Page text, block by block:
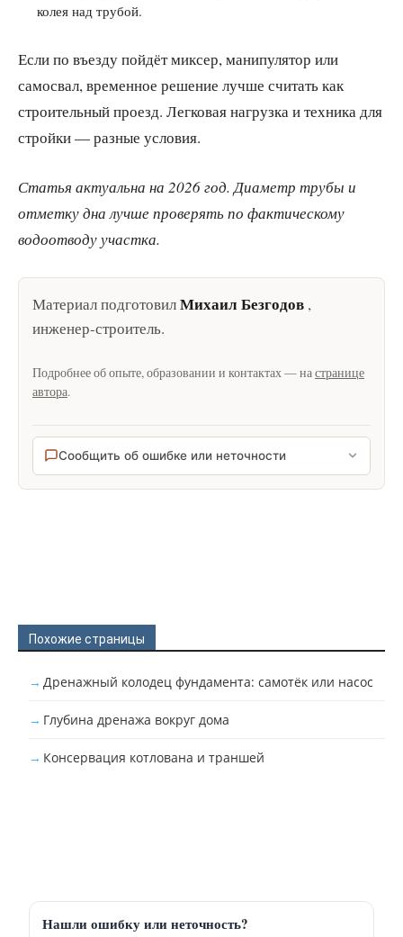
колея над трубой.
Если по въезду пойдёт миксер, манипулятор или
самосвал, временное решение лучше считать как
строительный проезд. Легковая нагрузка и техника для
стройки — разные условия.
Статья актуальна на 2026 год. Диаметр трубы и
отметку дна лучше проверять по фактическому
водоотводу участка.
Материал подготовилМихаил Безгодов ,
инженер-строитель.
Подробнее об опыте, образовании и контактах — настранице
автора.
Сообщить об ошибке или неточности
Похожие страницы
Дренажный колодец фундамента: самотёк или насос
Глубина дренажа вокруг дома
Консервация котлована и траншей
Нашли ошибку или неточность?